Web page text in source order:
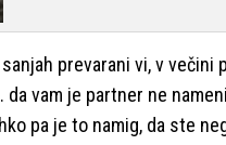
prevarani vi, v
da vam je partner ne
pa je to namig, da ste